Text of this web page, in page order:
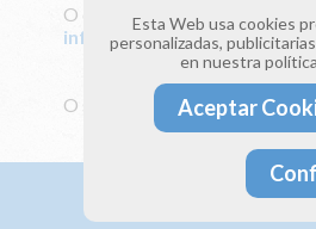
O enviándonos un correo
info@clima4estaciones.com
O solicita más información
Esta Web usa cookies
personalizadas,
en nuestra
Aceptar